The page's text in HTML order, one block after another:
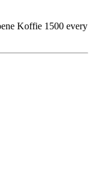
Koffie 1500 every